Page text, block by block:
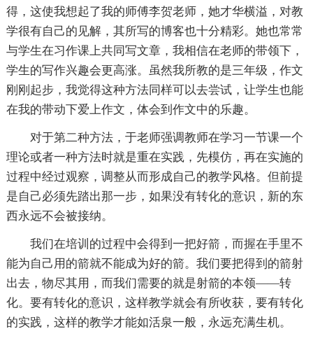
得，这使我想起了我的师傅李贺老师，她才华横溢，对教
学很有自己的见解，其所写的博客也十分精彩。她也常常
与学生在习作课上共同写文章，我相信在老师的带领下，
学生的写作兴趣会更高涨。虽然我所教的是三年级，作文
刚刚起步，我觉得这种方法同样可以去尝试，让学生也能
在我的带动下爱上作文，体会到作文中的乐趣。
对于第二种方法，于老师强调教师在学习一节课一个
理论或者一种方法时就是重在实践，先模仿，再在实施的
过程中经过观察，调整从而形成自己的教学风格。但前提
是自己必须先踏出那一步，如果没有转化的意识，新的东
西永远不会被接纳。
我们在培训的过程中会得到一把好箭，而握在手里不
能为自己用的箭就不能成为好的箭。我们要把得到的箭射
出去，物尽其用，而我们需要的就是射箭的本领——转
化。要有转化的意识，这样教学就会有所收获，要有转化
的实践，这样的教学才能如活泉一般，永远充满生机。